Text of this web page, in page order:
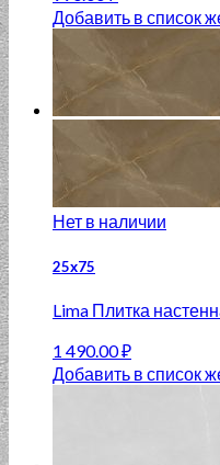
Добавить в список
Нет в наличии
25х75
Lima Плитка
1 490.00₽
Добавить в список